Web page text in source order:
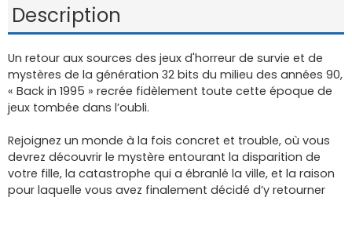
Description
Un retour aux sources des jeux d'horreur de survie et de
mystères de la génération 32 bits du milieu des années 90,
« Back in 1995 » recrée fidèlement toute cette époque de
jeux tombée dans l’oubli.
Rejoignez un monde à la fois concret et trouble, où vous
devrez découvrir le mystère entourant la disparition de
votre fille, la catastrophe qui a ébranlé la ville, et la raison
pour laquelle vous avez finalement décidé d’y retourner